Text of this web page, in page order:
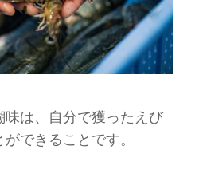
味は、自分で獲ったえび
できることです。